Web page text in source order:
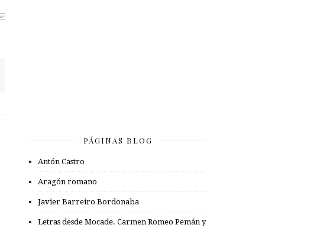
PÁGINAS BLOG
Antón Castro
Aragón romano
Javier Barreiro Bordonaba
Letras desde Mocade. Carmen Romeo Pemán y